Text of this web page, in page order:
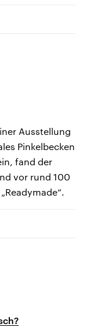
Ausstellung
Pinkelbecken
fand der
vor rund 100